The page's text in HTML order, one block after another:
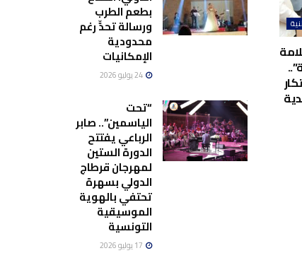
بطعم الطرب
ورسالة تحدٍّ رغم
محدودية
الإمكانيات
24 يوليو 2026
“تحت
الياسمين”.. صابر
الرباعي يفتتح
الدورة الستين
لمهرجان قرطاج
الدولي بسهرة
تحتفي بالهوية
الموسيقية
التونسية